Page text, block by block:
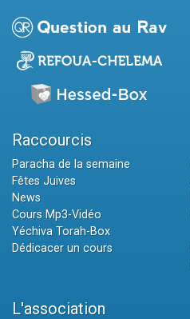
Raccourcis
Paracha de la semaine
Fêtes Juives
News
Cours Mp3-Vidéo
Yéchiva Torah-Box
Dédicacer un cours
L'association